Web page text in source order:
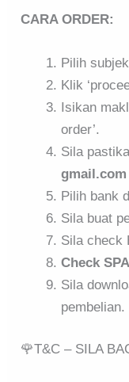
CARA ORDER:
Pilih
Klik
Isikan
order’.
Sila
gmail.com
Pilih bank
Sila buat
Sila check
Check
Sila
pembelian.
🌹T&C – SILA